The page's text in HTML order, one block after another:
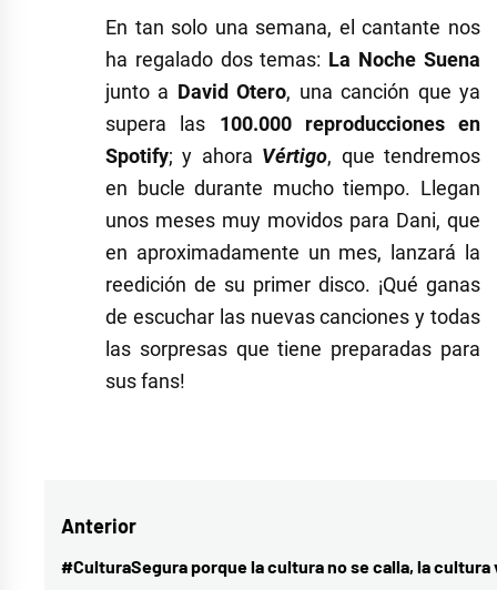
En tan solo una semana, el cantante nos
ha regalado dos temas: La Noche Suena
junto a David Otero, una canción que ya
supera las 100.000 reproducciones en
Spotify; y ahora Vértigo, que tendremos
en bucle durante mucho tiempo. Llegan
unos meses muy movidos para Dani, que
en aproximadamente un mes, lanzará la
reedición de su primer disco. ¡Qué ganas
de escuchar las nuevas canciones y todas
las sorpresas que tiene preparadas para
sus fans!
Fernández
disco,
Navegación
de
Anterior
Entrada
#CulturaSegura porque la cultura no se calla, la cultura